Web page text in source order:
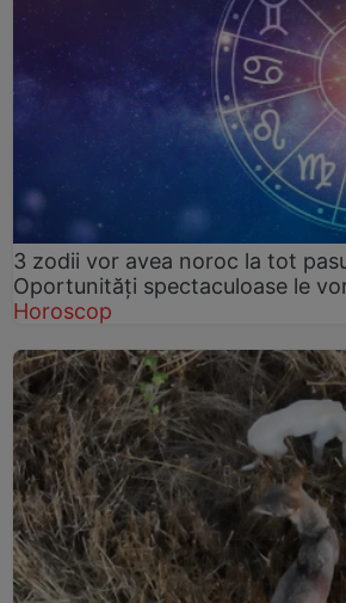
3 zodii vor avea noroc la tot
Oportunități spectaculoase le
Horoscop